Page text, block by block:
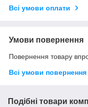
Всі умови оплати
Умови повернення
Повернення товару
Всі умови повернення
Подібні товари